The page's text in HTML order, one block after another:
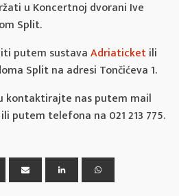
u Koncertnoj dvorani Ive
Split.
putem sustavaAdriaticketili
Split na adresi Tončićeva 1.
kontaktirajte nas putem mail
putem telefona na 021 213 775.